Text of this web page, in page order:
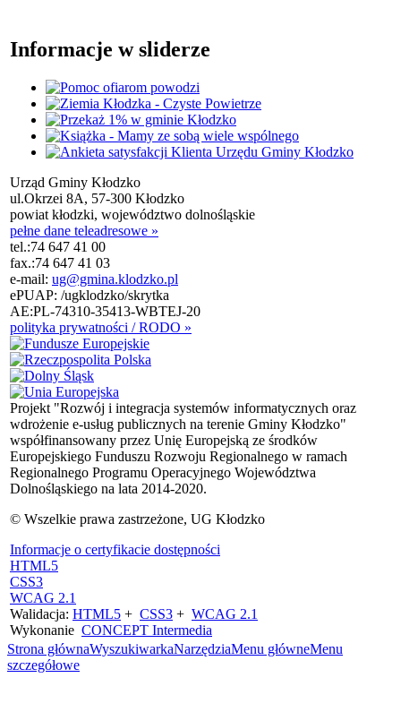
Informacje w sliderze
Urząd Gminy Kłodzko
ul.Okrzei 8A, 57-300 Kłodzko
powiat kłodzki, województwo dolnośląskie
pełne dane teleadresowe »
tel.:74 647 41 00
fax.:74 647 41 03
e-mail: ug@gmina.klodzko.pl
ePUAP: /ugklodzko/skrytka
AE:PL-74310-35413-WBTEJ-20
polityka prywatności / RODO »
Projekt "Rozwój i integracja systemów informatycznych oraz
wdrożenie e-usług publicznych na terenie Gminy Kłodzko"
współfinansowany przez Unię Europejską ze środków
Europejskiego Funduszu Rozwoju Regionalnego w ramach
Regionalnego Programu Operacyjnego Województwa
Dolnośląskiego na lata 2014-2020.
© Wszelkie prawa zastrzeżone, UG Kłodzko
Informacje o certyfikacie dostępności
HTML5
CSS3
WCAG 2.1
Walidacja: HTML5 + CSS3 + WCAG 2.1
Wykonanie CONCEPT Intermedia
Strona głównaWyszukiwarkaNarzędziaMenu główneMenu
szczegółowe